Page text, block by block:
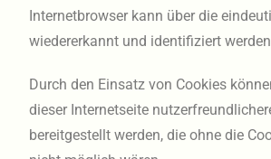
Internetbrowser kann über die
wiedererkannt und identifiziert
Durch den Einsatz von Cookies
dieser Internetseite
bereitgestellt werden, die ohne die